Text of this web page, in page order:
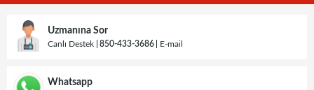
Uzmanına Sor
Canlı Destek 850-433-3686 E-mail
Whatsapp